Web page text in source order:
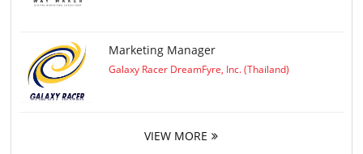
Marketing Manager
Galaxy Racer DreamFyre, Inc. (Thailand)
VIEW MORE